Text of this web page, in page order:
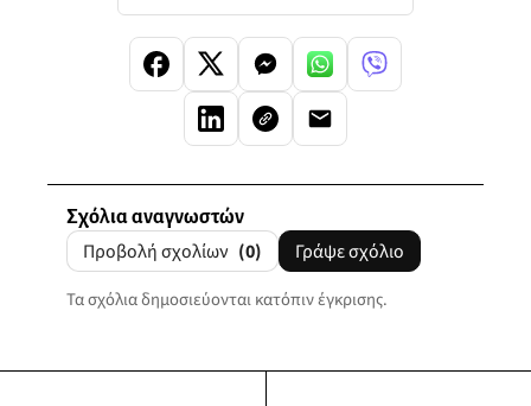
Σχόλια αναγνωστών
Προβολή σχολίων (0) Γράψε σχόλιο
Τα σχόλια δημοσιεύονται κατόπιν έγκρισης.